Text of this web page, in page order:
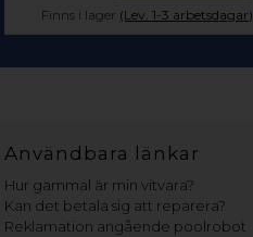
Finns i lager (Lev. 1-3 arbetsdagar)
Användbara länkar
Hur gammal är min vitvara?
Kan det betala sig att reparera?
Reklamation angående poolrobot